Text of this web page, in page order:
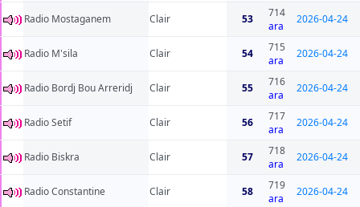
Radio Mostaganem Clair 53
714
ara
2026-04-24
Radio M'sila Clair 54
715
ara
2026-04-24
Radio Bordj Bou Arreridj Clair 55
716
ara
2026-04-24
Radio Setif Clair 56
717
ara
2026-04-24
Radio Biskra Clair 57
718
ara
2026-04-24
Radio Constantine Clair 58
719
ara
2026-04-24